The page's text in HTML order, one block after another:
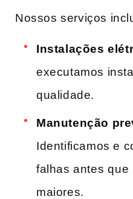
Nossos serviços
Instalações
executamos‍
qualidade.
Manutenção
Identificamos ‍e
falhas antes ⁢que
maiores.